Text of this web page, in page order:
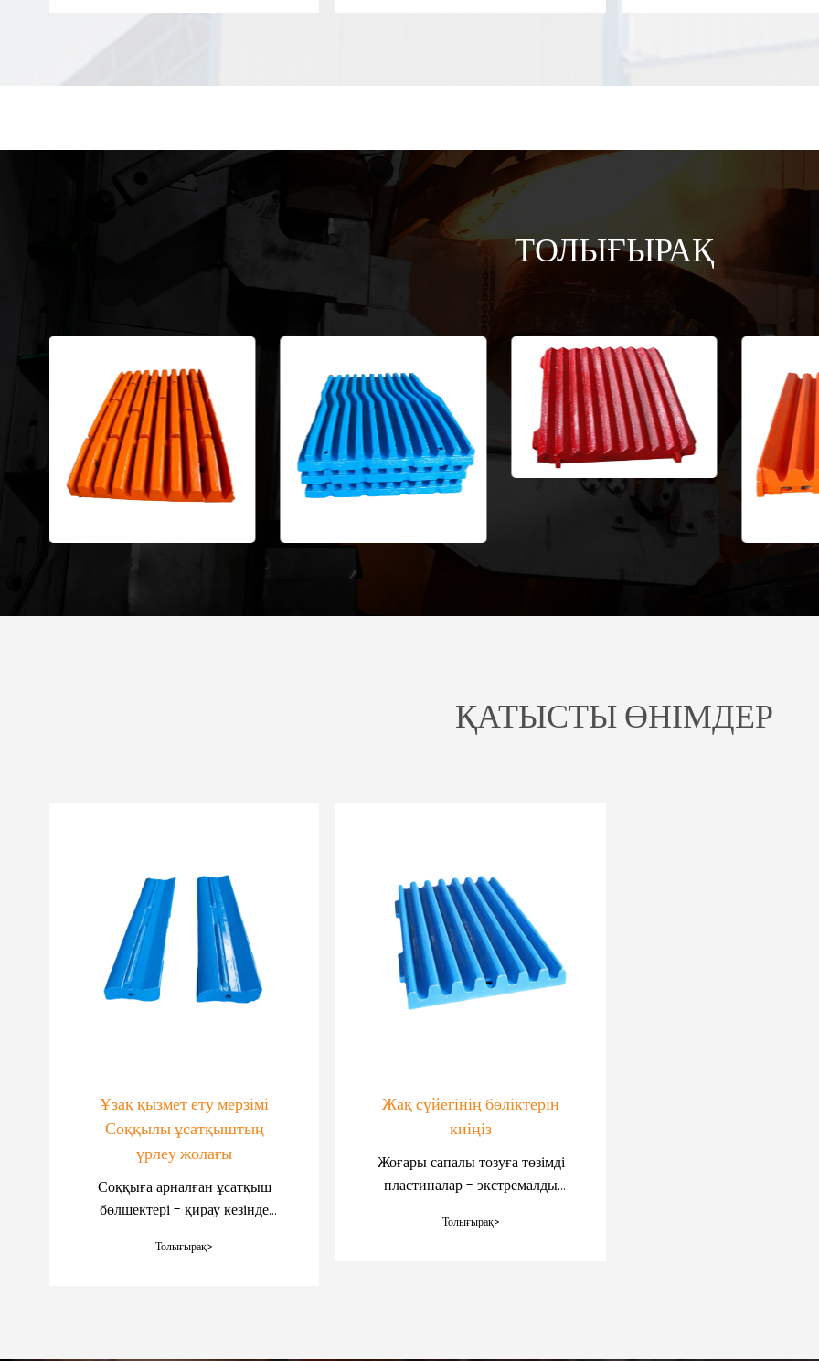
ТОЛЫҒЫРАҚ
ҚАТЫСТЫ ӨНІМДЕР
Ұзақ қызмет ету мерзімі
Соққылы ұсатқыштың
үрлеу жолағы
Соққыға арналған ұсатқыш
бөлшектері - қирау кезінде
төтеп беруге арналған
Толығырақ>
Жақ сүйегінің бөліктерін
киіңіз
Жоғары сапалы тозуға төзімді
пластиналар - экстремалды
жасалған материалдар класы
Толығырақ>